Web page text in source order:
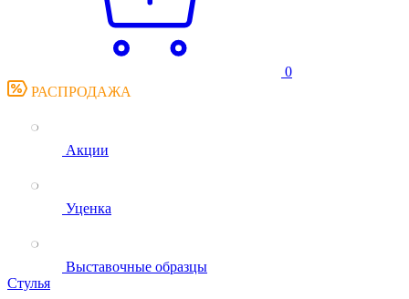
0
РАСПРОДАЖА
Акции
Уценка
Выставочные образцы
Стулья